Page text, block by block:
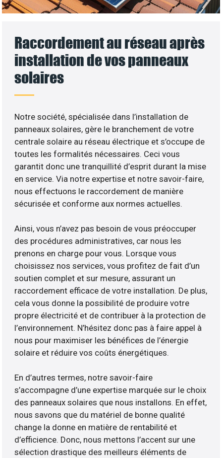
Raccordement au réseau après
installation de vos panneaux
solaires
Notre société, spécialisée dans l’installation de
panneaux solaires, gère le branchement de votre
centrale solaire au réseau électrique et s’occupe de
toutes les formalités nécessaires. Ceci vous
garantit donc une tranquillité d’esprit durant la mise
en service. Via notre expertise et notre savoir-faire,
nous effectuons le raccordement de manière
sécurisée et conforme aux normes actuelles.
Ainsi, vous n’avez pas besoin de vous préoccuper
des procédures administratives, car nous les
prenons en charge pour vous. Lorsque vous
choisissez nos services, vous profitez de fait d’un
soutien complet et sur mesure, assurant un
raccordement efficace de votre installation. De plus,
cela vous donne la possibilité de produire votre
propre électricité et de contribuer à la protection de
l’environnement. N’hésitez donc pas à faire appel à
nous pour maximiser les bénéfices de l’énergie
solaire et réduire vos coûts énergétiques.
En d’autres termes, notre savoir-faire
s’accompagne d’une expertise marquée sur le choix
des panneaux solaires que nous installons. En effet,
nous savons que du matériel de bonne qualité
change la donne en matière de rentabilité et
d’efficience. Donc, nous mettons l’accent sur une
sélection drastique des meilleurs éléments de